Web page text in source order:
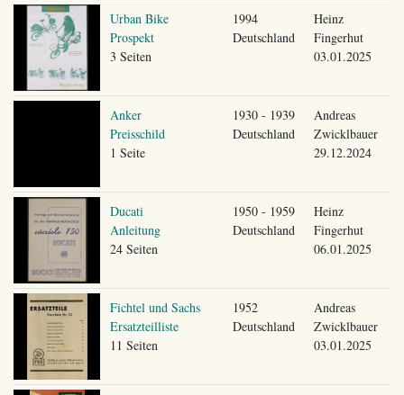
Urban Bike
Prospekt
3 Seiten
1994
Deutschland
Heinz
Fingerhut
03.01.2025
Anker
Preisschild
1 Seite
1930 - 1939
Deutschland
Andreas
Zwicklbauer
29.12.2024
Ducati
Anleitung
24 Seiten
1950 - 1959
Deutschland
Heinz
Fingerhut
06.01.2025
Fichtel und Sachs
Ersatzteilliste
11 Seiten
1952
Deutschland
Andreas
Zwicklbauer
03.01.2025